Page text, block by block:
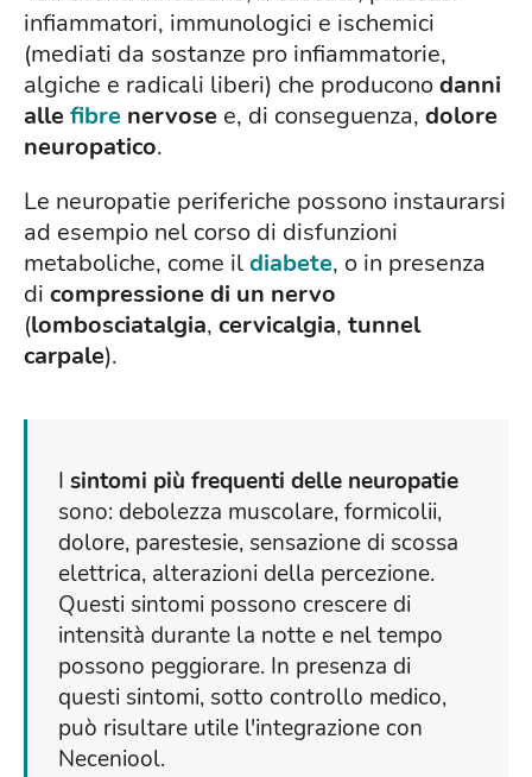
infiammatori, immunologici e ischemici
(mediati da sostanze pro infiammatorie,
algiche e radicali liberi) che produconodanni
allefibre nervose e, di conseguenza, dolore
neuropatico.
Le neuropatie periferiche possono instaurarsi
ad esempio nel corso di disfunzioni
metaboliche, come ildiabete, o in presenza
di compressione di un nervo
(lombosciatalgia, cervicalgia, tunnel
carpale).
I sintomi più frequenti delle neuropatie
sono: debolezza muscolare, formicolii,
dolore, parestesie, sensazione di scossa
elettrica, alterazioni della percezione.
Questi sintomi possono crescere di
intensità durante la notte e nel tempo
possono peggiorare. In presenza di
questi sintomi, sotto controllo medico,
può risultare utile l'integrazione con
Neceniool.